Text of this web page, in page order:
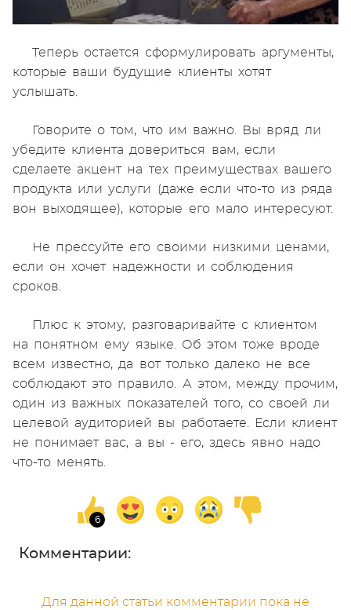
Теперь остается сформулировать аргументы,
которые ваши будущие клиенты хотят
услышать.
Говорите о том, что им важно. Вы вряд ли
убедите клиента довериться вам, если
сделаете акцент на тех преимуществах вашего
продукта или услуги (даже если что-то из ряда
вон выходящее), которые его мало интересуют.
Не прессуйте его своими низкими ценами,
если он хочет надежности и соблюдения
сроков.
Плюс к этому, разговаривайте с клиентом
на понятном ему языке. Об этом тоже вроде
всем известно, да вот только далеко не все
соблюдают это правило. А этом, между прочим,
один из важных показателей того, со своей ли
целевой аудиторией вы работаете. Если клиент
не понимает вас, а вы - его, здесь явно надо
что-то менять.
Комментарии:
Для данной статьи комментарии пока не